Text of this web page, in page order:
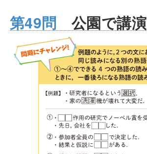
第49問 公園で講演